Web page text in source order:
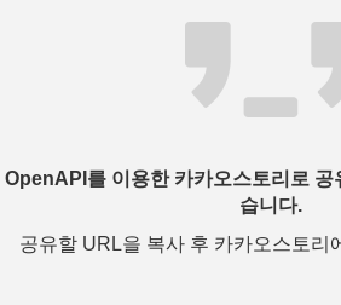
OpenAPI를 이용한 카카오스토리로 공
습니다.
공유할 URL을 복사 후 카카오스토리